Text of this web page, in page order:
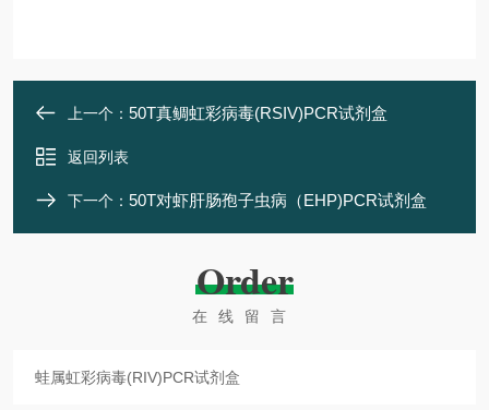
上一个： 50T真鲷虹彩病毒(RSIV)PCR试剂盒
返回列表
下一个： 50T对虾肝肠孢子虫病（EHP)PCR试剂盒
Order
在线留言